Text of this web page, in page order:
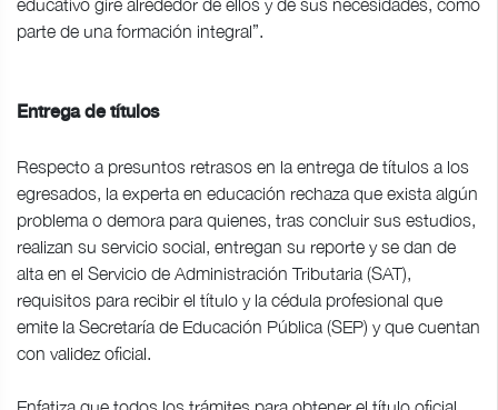
educativo gire alrededor de ellos y de sus necesidades, como
parte de una formación integral”.
Entrega de títulos
Respecto a presuntos retrasos en la entrega de títulos a los
egresados, la experta en educación rechaza que exista algún
problema o demora para quienes, tras concluir sus estudios,
realizan su servicio social, entregan su reporte y se dan de
alta en el Servicio de Administración Tributaria (SAT),
requisitos para recibir el título y la cédula profesional que
emite la Secretaría de Educación Pública (SEP) y que cuentan
con validez oficial.